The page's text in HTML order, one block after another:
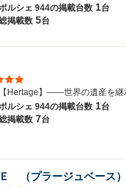
ルシェ 944の掲載台数 1台
掲載数 5台
【Hertage】――世界の遺産を継
ルシェ 944の掲載台数 1台
掲載数 7台
（プラージュベース）